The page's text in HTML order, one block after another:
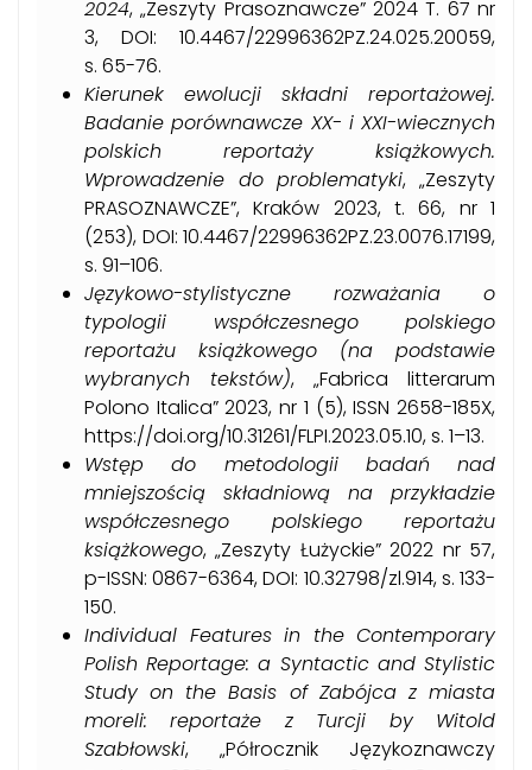
2024, „Zeszyty Prasoznawcze” 2024 T. 67 nr
3, DOI: 10.4467/22996362PZ.24.025.20059,
s. 65-76.
Kierunek ewolucji składni reportażowej.
Badanie porównawcze XX- i XXI-wiecznych
polskich reportaży książkowych.
Wprowadzenie do problematyki, „Zeszyty
PRASOZNAWCZE”, Kraków 2023, t. 66, nr 1
(253), DOI: 10.4467/22996362PZ.23.0076.17199,
s. 91–106.
Językowo-stylistyczne rozważania o
typologii współczesnego polskiego
reportażu książkowego (na podstawie
wybranych tekstów), „Fabrica litterarum
Polono Italica” 2023, nr 1 (5), ISSN 2658-185X,
https://doi.org/10.31261/FLPI.2023.05.10, s. 1–13.
Wstęp do metodologii badań nad
mniejszością składniową na przykładzie
współczesnego polskiego reportażu
książkowego, „Zeszyty Łużyckie” 2022 nr 57,
p-ISSN: 0867-6364, DOI: 10.32798/zl.914, s. 133-
150.
Individual Features in the Contemporary
Polish Reportage: a Syntactic and Stylistic
Study on the Basis of Zabójca z miasta
moreli: reportaże z Turcji by Witold
Szabłowski, „Półrocznik Językoznawczy